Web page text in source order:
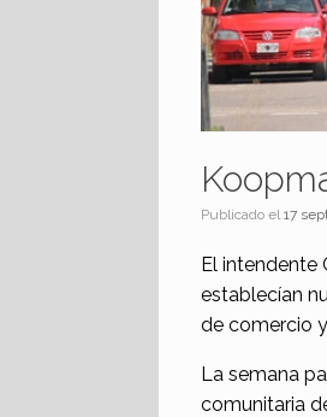
Publicado el 17
El intendente
establecían
de comercio
La semana
comunitaria